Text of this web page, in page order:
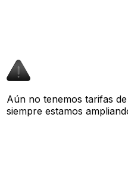
Aún no tenemos tarifas
siempre estamos